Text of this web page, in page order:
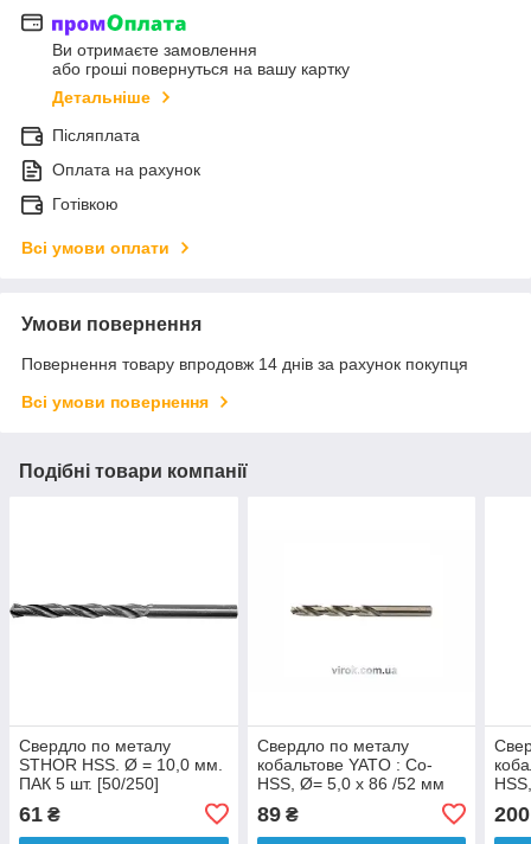
Ви отримаєте замовлення
або гроші повернуться на вашу картку
Детальніше
Післяплата
Оплата на рахунок
Готівкою
Всі умови оплати
Умови повернення
Повернення товару впродовж 14 днів за рахунок покупця
Всі умови повернення
Подібні товари компанії
Свердло по металу
STHOR HSS. Ø = 10,0 мм.
ПАК 5 шт. [50/250]
61 ₴
Свердло по металу
кобальтове YATO : Co-
HSS, Ø= 5,0 x 86 /52 мм
89₴ 200